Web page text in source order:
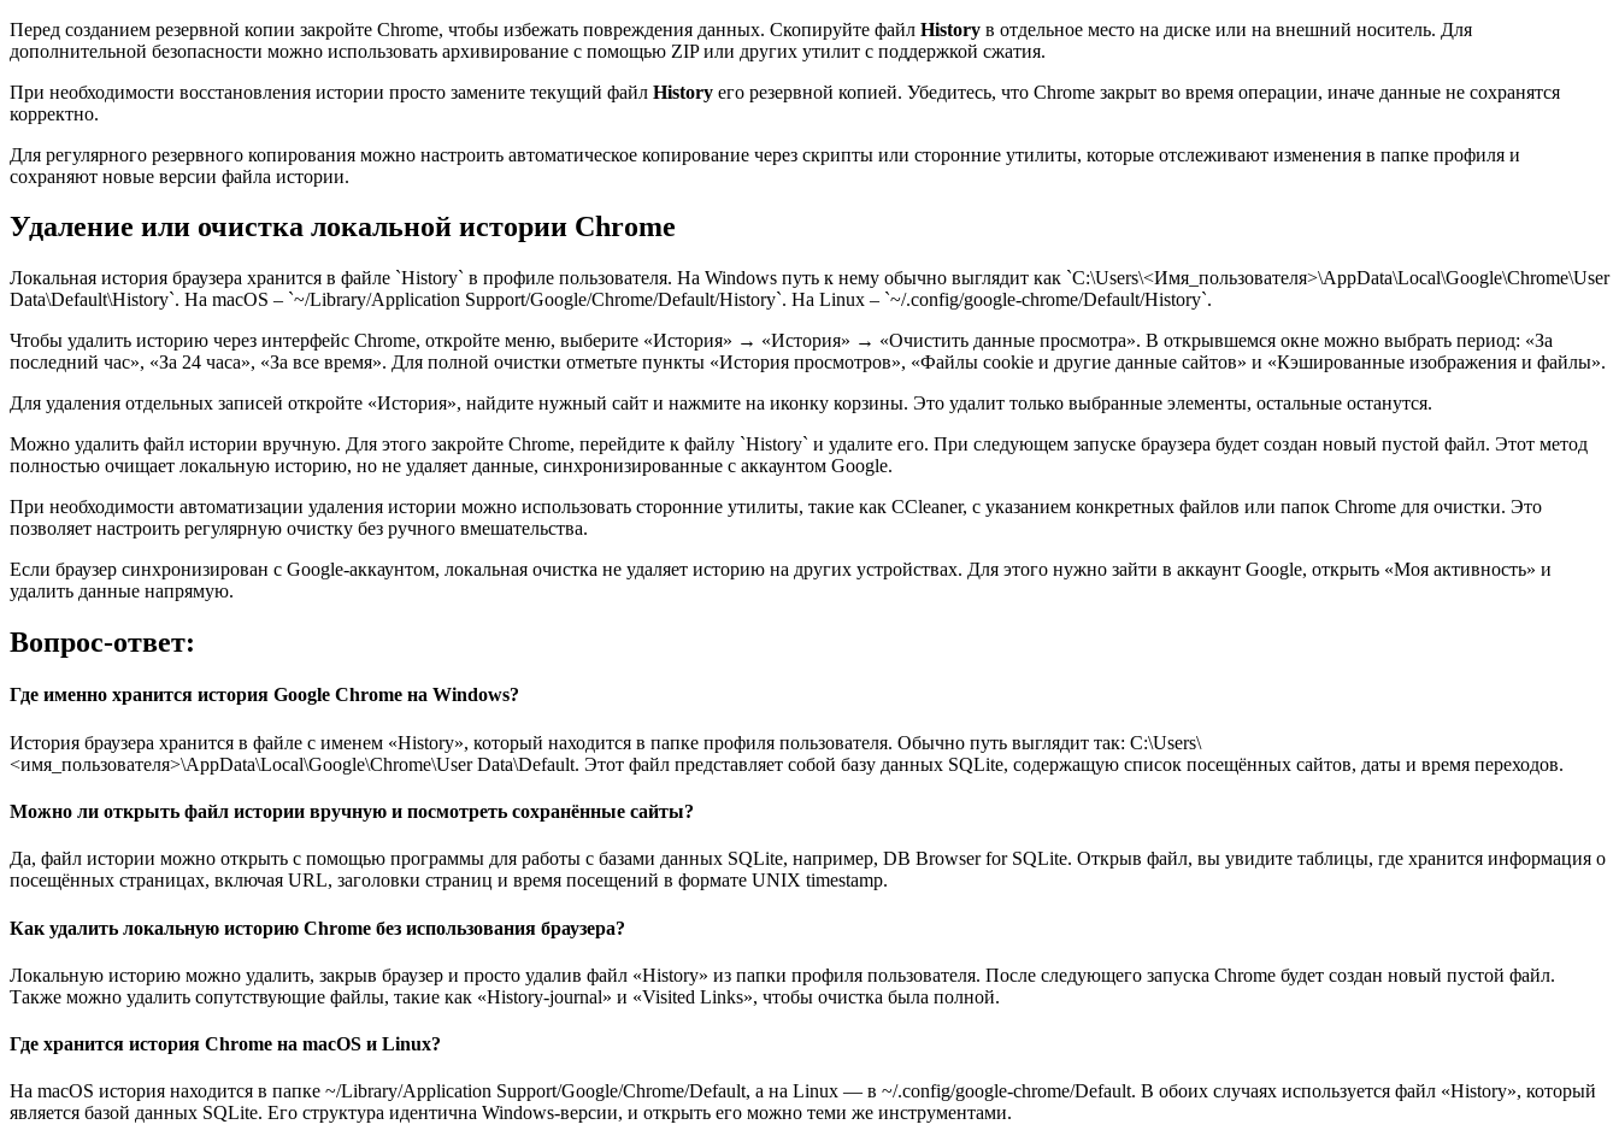
Перед созданием резервной копии закройте Chrome, чтобы избежать повреждения данных. Скопируйте файл History в отдельное место на диске или на внешний носитель. Для
дополнительной безопасности можно использовать архивирование с помощью ZIP или других утилит с поддержкой сжатия.
При необходимости восстановления истории просто замените текущий файл History его резервной копией. Убедитесь, что Chrome закрыт во время операции, иначе данные не сохранятся
корректно.
Для регулярного резервного копирования можно настроить автоматическое копирование через скрипты или сторонние утилиты, которые отслеживают изменения в папке профиля и
сохраняют новые версии файла истории.
Удаление или очистка локальной истории Chrome
Локальная история браузера хранится в файле `History` в профиле пользователя. На Windows путь к нему обычно выглядит как `C:\Users\<Имя_пользователя>\AppData\Local\Google\Chrome\User
Data\Default\History`. На macOS – `~/Library/Application Support/Google/Chrome/Default/History`. На Linux – `~/.config/google-chrome/Default/History`.
Чтобы удалить историю через интерфейс Chrome, откройте меню, выберите «История» → «История» → «Очистить данные просмотра». В открывшемся окне можно выбрать период: «За
последний час», «За 24 часа», «За все время». Для полной очистки отметьте пункты «История просмотров», «Файлы cookie и другие данные сайтов» и «Кэшированные изображения и файлы».
Для удаления отдельных записей откройте «История», найдите нужный сайт и нажмите на иконку корзины. Это удалит только выбранные элементы, остальные останутся.
Можно удалить файл истории вручную. Для этого закройте Chrome, перейдите к файлу `History` и удалите его. При следующем запуске браузера будет создан новый пустой файл. Этот метод
полностью очищает локальную историю, но не удаляет данные, синхронизированные с аккаунтом Google.
При необходимости автоматизации удаления истории можно использовать сторонние утилиты, такие как CCleaner, с указанием конкретных файлов или папок Chrome для очистки. Это
позволяет настроить регулярную очистку без ручного вмешательства.
Если браузер синхронизирован с Google-аккаунтом, локальная очистка не удаляет историю на других устройствах. Для этого нужно зайти в аккаунт Google, открыть «Моя активность» и
удалить данные напрямую.
Вопрос-ответ:
Где именно хранится история Google Chrome на Windows?
История браузера хранится в файле с именем «History», который находится в папке профиля пользователя. Обычно путь выглядит так: C:\Users\
<имя_пользователя>\AppData\Local\Google\Chrome\User Data\Default. Этот файл представляет собой базу данных SQLite, содержащую список посещённых сайтов, даты и время переходов.
Можно ли открыть файл истории вручную и посмотреть сохранённые сайты?
Да, файл истории можно открыть с помощью программы для работы с базами данных SQLite, например, DB Browser for SQLite. Открыв файл, вы увидите таблицы, где хранится информация о
посещённых страницах, включая URL, заголовки страниц и время посещений в формате UNIX timestamp.
Как удалить локальную историю Chrome без использования браузера?
Локальную историю можно удалить, закрыв браузер и просто удалив файл «History» из папки профиля пользователя. После следующего запуска Chrome будет создан новый пустой файл.
Также можно удалить сопутствующие файлы, такие как «History-journal» и «Visited Links», чтобы очистка была полной.
Где хранится история Chrome на macOS и Linux?
На macOS история находится в папке ~/Library/Application Support/Google/Chrome/Default, а на Linux — в ~/.config/google-chrome/Default. В обоих случаях используется файл «History», который
является базой данных SQLite. Его структура идентична Windows-версии, и открыть его можно теми же инструментами.